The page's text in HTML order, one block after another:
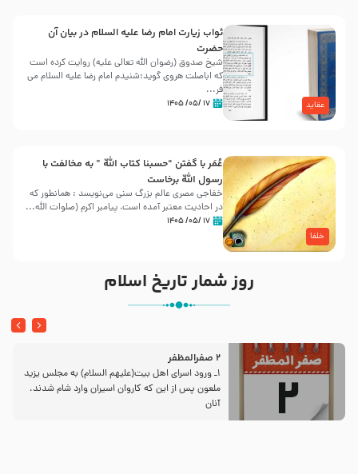
عقاید
ثواب زیارت امام رضا علیه السلام در بیان آن
حضرت
شیخ صدوق (رضوان الله تعالی علیه) روایت کرده است
که اباصلت هروی گوید:شنیدم امام رضا علیه السلام می
فر...
۱۷ /۰۵/ ۱۴۰۵
خلفا
عُمَر با گفتن “حسبنا كتاب اللّه ” به مخالفت با
رسول اللّه برخاست
خفاجی مصری عالم بزرگ سنی می‌نویسد : همانطور که
در احادیث معتبر آمده است، پیامبر اکرم (صلوات اللّه...
۱۷ /۰۵/ ۱۴۰۵
روز شمار تاریخ اسلام
2 صفرالمظفر
1ـ ورود اسراى اهل بیت‌(علیهم السلام) به مجلس یزید
ملعون پس از این كه كاروان اسیران وارد شام شدند،
آنان